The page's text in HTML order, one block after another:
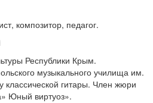
композитор, педагог.
Республики Крым.
музыкального училища им.
классической гитары. Член жюри
Юный виртуоз».